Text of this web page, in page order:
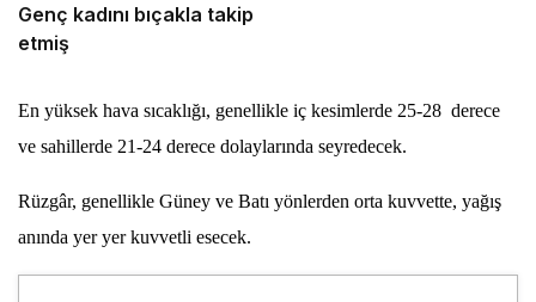
Genç kadını bıçakla takip
etmiş
En yüksek hava sıcaklığı, genellikle iç kesimlerde 25-28 derece
ve sahillerde 21-24 derece dolaylarında seyredecek.
Rüzgâr, genellikle Güney ve Batı yönlerden orta kuvvette, yağış
anında yer yer kuvvetli esecek.